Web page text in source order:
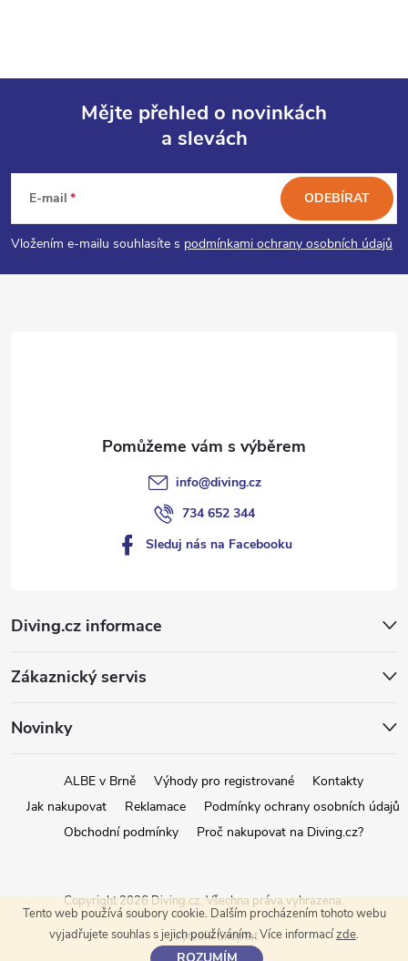
Tento web používá soubory cookie. Dalším procházením tohoto webu
vyjadřujete souhlas s jejich používáním.. Více informacízde.
ROZUMÍM
a
í
p
u
p
Mějte přehled o novinkách
a slevách
E-mail
Vložením e-mailu souhlasíte s podmínkami ochrany osobních údajů
ODEBÍRAT
Diving.cz informace
Zákaznický servis
Novinky
info@diving.cz
734 652 344
Sleduj nás na Facebooku
ALBE v Brně Výhody pro registrované
Kontakty
Jak nakupovat
Reklamace
Podmínky ochrany osobních údajů
Obchodní podmínky
Proč nakupovat na Diving.cz?
Vytvořil Shoptet
Copyright 2026 Diving.cz. Všechna práva vyhrazena.